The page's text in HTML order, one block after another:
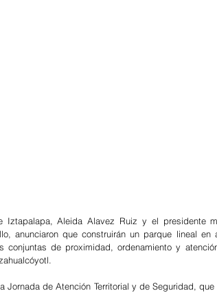
Iztapalapa, Aleida Alavez Ruiz y el presidente
anunciaron que construirán un parque lineal
conjuntas de proximidad, ordenamiento y
Jornada de Atención Territorial y de Seguridad,